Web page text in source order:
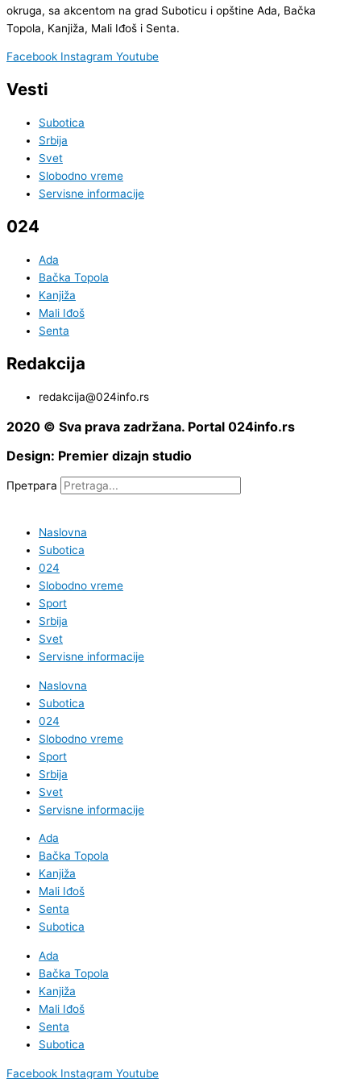
okruga, sa akcentom na grad Suboticu i opštine Ada, Bačka
Topola, Kanjiža, Mali Iđoš i Senta.
Facebook Instagram Youtube
Vesti
Subotica
Srbija
Svet
Slobodno vreme
Servisne informacije
024
Ada
Bačka Topola
Kanjiža
Mali Iđoš
Senta
Redakcija
redakcija@024info.rs
2020 © Sva prava zadržana. Portal 024info.rs
Design: Premier dizajn studio
Претрага
Naslovna
Subotica
024
Slobodno vreme
Sport
Srbija
Svet
Servisne informacije
Naslovna
Subotica
024
Slobodno vreme
Sport
Srbija
Svet
Servisne informacije
Ada
Bačka Topola
Kanjiža
Mali Iđoš
Senta
Subotica
Ada
Bačka Topola
Kanjiža
Mali Iđoš
Senta
Subotica
Facebook Instagram Youtube